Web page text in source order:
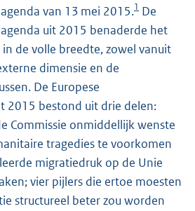
van 13 mei 2015.1 De
uit 2015 benaderde het
de volle breedte, zowel vanuit
dimensie en de
De Europese
2015 bestond uit drie delen:
Commissie onmiddellijk wenste
tragedies te voorkomen
migratiedruk op de Unie
vier pijlers die ertoe moesten
structureel beter zou worden